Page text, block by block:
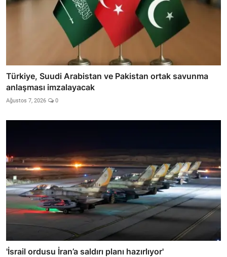
Türkiye, Suudi Arabistan ve Pakistan ortak savunma
anlaşması imzalayacak
Ağustos 7, 2026 0
'İsrail ordusu İran’a saldırı planı hazırlıyor'